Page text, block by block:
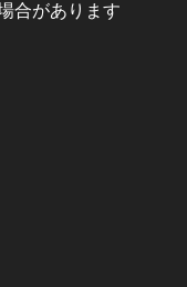
合があります